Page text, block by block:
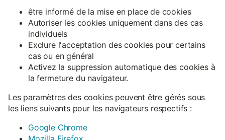
être informé de la mise en place de cookies
Autoriser les cookies uniquement dans des cas
individuels
Exclure l'acceptation des cookies pour certains
cas ou en général
Activez la suppression automatique des cookies à
la fermeture du navigateur.
Les paramètres des cookies peuvent être gérés sous
les liens suivants pour les navigateurs respectifs :
Google Chrome